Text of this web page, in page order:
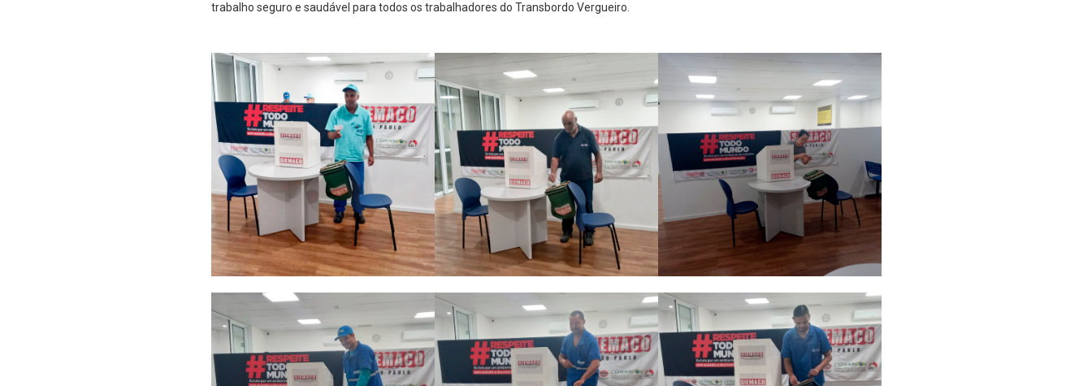
trabalho seguro e saudável para todos os trabalhadores do Transbordo Vergueiro.